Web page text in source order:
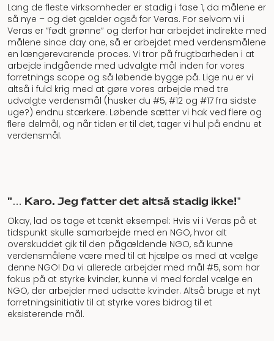
Lang de fleste virksomheder er stadig i fase 1, da målene er
så nye – og det gælder også for Veras. For selvom vi i
Veras er ”født grønne” og derfor har arbejdet indirekte med
målene since day one, så er arbejdet med verdensmålene
en længerevarende proces. Vi tror på frugtbarheden i at
arbejde indgående med udvalgte mål inden for vores
forretnings scope og så løbende bygge på. Lige nu er vi
altså i fuld krig med at gøre vores arbejde med tre
udvalgte verdensmål (husker du #5, #12 og #17 fra sidste
uge?) endnu stærkere. Løbende sætter vi hak ved flere og
flere delmål, og når tiden er til det, tager vi hul på endnu et
verdensmål.
"… Karo. Jeg fatter det altså stadig ikke!”
Okay, lad os tage et tænkt eksempel: Hvis vi i Veras på et
tidspunkt skulle samarbejde med en NGO, hvor alt
overskuddet gik til den pågældende NGO, så kunne
verdensmålene være med til at hjælpe os med at vælge
denne NGO! Da vi allerede arbejder med mål #5, som har
fokus på at styrke kvinder, kunne vi med fordel vælge en
NGO, der arbejder med udsatte kvinder. Altså bruge et nyt
forretningsinitiativ til at styrke vores bidrag til et
eksisterende mål.